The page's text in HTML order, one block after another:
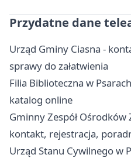
Przydatne dane
Urząd Gminy Ciasna -
sprawy do załatwienia
Filia Biblioteczna w
katalog online
Gminny Zespół
kontakt, rejestracja,
Urząd Stanu Cywilnego w